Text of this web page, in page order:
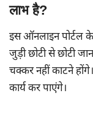
लाभ है?
इस ऑनलाइन पोर्टल
जुड़ी छोटी से छोटी
चक्कर नहीं काटने
कार्य कर पाएंगे।